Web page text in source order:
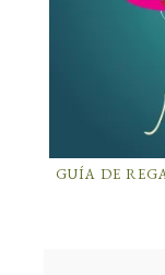
GUÍA DE